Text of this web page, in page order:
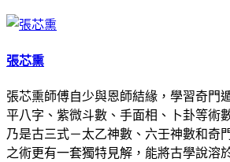
張芯熏
張芯熏師傅自少與恩師結緣，學習奇門
平八字、紫微斗數、手面相、卜卦等術
乃是古三式－太乙神數、六壬神數和奇
之術更有一套獨特見解，能將古學說溶